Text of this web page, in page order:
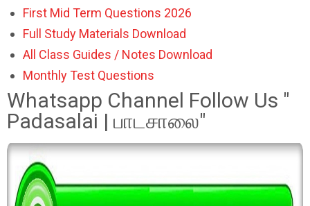
First Mid Term Questions 2026
Full Study Materials Download
All Class Guides / Notes Download
Monthly Test Questions
Whatsapp Channel Follow Us "
Padasalai | பாடசாலை"